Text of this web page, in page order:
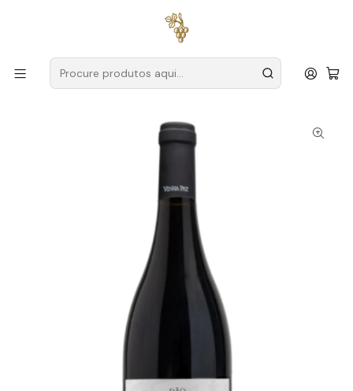
para encomendas a partir de
Produtores Dão
Vinha Paz
Vinha Othon Magnum 2017 Dão Tinto 1,5L